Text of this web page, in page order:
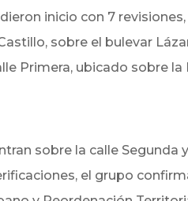
inicio con 7 revisiones,
sobre el bulevar
Primera, ubicado sobre la
sobre la calle Segunda
el grupo